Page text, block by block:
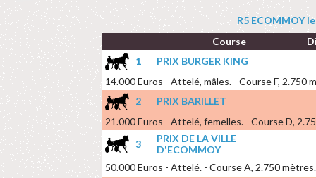
R5 ECOMMOY
Course
1
PRIX BURGER KING
14.000 Euros - Attelé, mâles. - Course F, 2.750
2
PRIX BARILLET
21.000 Euros - Attelé, femelles. - Course D,
3
PRIX DE LA VILLE
D'ECOMMOY
50.000 Euros - Attelé. - Course A, 2.750 mètres.